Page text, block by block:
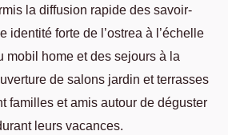
la diffusion rapide des savoir-
identité forte de l’ostrea à l’échelle
mobil home et des sejours à la
de salons jardin et terrasses
familles et amis autour de déguster
leurs vacances.